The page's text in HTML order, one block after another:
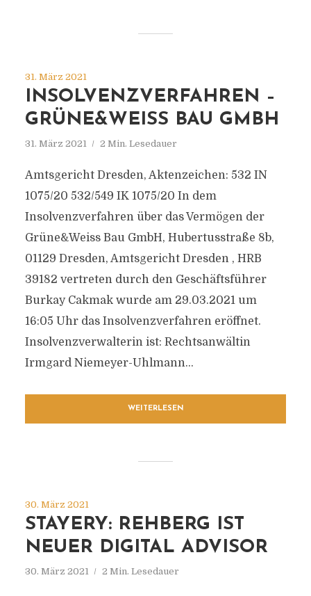
31. März 2021
INSOLVENZVERFAHREN –
GRÜNE&WEISS BAU GMBH
31. März 2021 2 Min. Lesedauer
Amtsgericht Dresden, Aktenzeichen: 532 IN
1075/20 532/549 IK 1075/20 In dem
Insolvenzverfahren über das Vermögen der
Grüne&Weiss Bau GmbH, Hubertusstraße 8b,
01129 Dresden, Amtsgericht Dresden , HRB
39182 vertreten durch den Geschäftsführer
Burkay Cakmak wurde am 29.03.2021 um
16:05 Uhr das Insolvenzverfahren eröffnet.
Insolvenzverwalterin ist: Rechtsanwältin
Irmgard Niemeyer-Uhlmann...
WEITERLESEN
30. März 2021
STAYERY: REHBERG IST
NEUER DIGITAL ADVISOR
30. März 2021 2 Min. Lesedauer